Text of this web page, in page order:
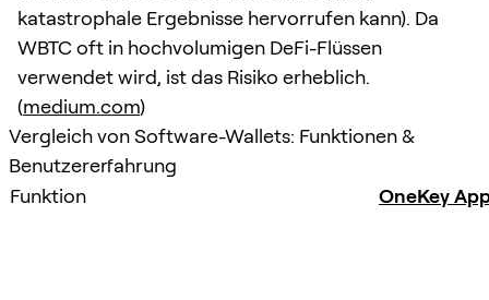
katastrophale Ergebnisse hervorrufen kann). Da
WBTC oft in hochvolumigen DeFi-Flüssen
verwendet wird, ist das Risiko erheblich.
(medium.com)
Vergleich von Software-Wallets: Funktionen &
Benutzererfahrung
Funktion
OneKey